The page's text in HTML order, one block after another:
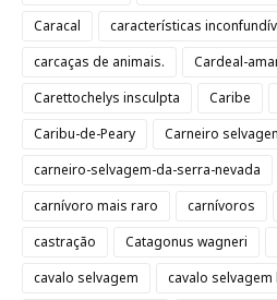
Caracal
características
carcaças de animais.
Cardeal-
Carettochelys insculpta
Caribe
Caribu-de-Peary
Carneiro
carneiro-selvagem-da-serra-nevada
carnívoro mais raro
carnívoros
castração
Catagonus wagneri
cavalo selvagem
cavalo